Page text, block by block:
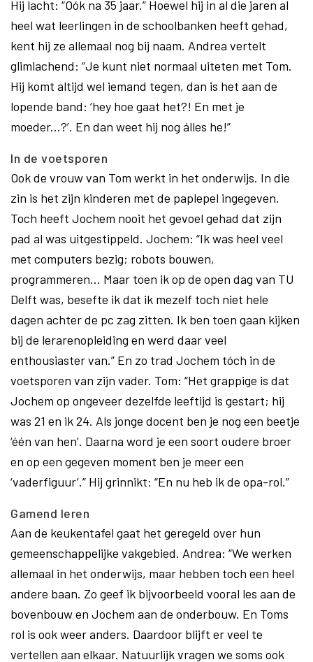
Hij lacht: “Oók na 35 jaar.” Hoewel hij in al die jaren al
heel wat leerlingen in de schoolbanken heeft gehad,
kent hij ze allemaal nog bij naam. Andrea vertelt
glimlachend: “Je kunt niet normaal uiteten met Tom.
Hij komt altijd wel iemand tegen, dan is het aan de
lopende band: ‘hey hoe gaat het?! En met je
moeder...?’. En dan weet hij nog álles he!”
In de voetsporen
Ook de vrouw van Tom werkt in het onderwijs. In die
zin is het zijn kinderen met de paplepel ingegeven.
Toch heeft Jochem nooit het gevoel gehad dat zijn
pad al was uitgestippeld. Jochem: “Ik was heel veel
met computers bezig; robots bouwen,
programmeren... Maar toen ik op de open dag van TU
Delft was, besefte ik dat ik mezelf toch niet hele
dagen achter de pc zag zitten. Ik ben toen gaan kijken
bij de lerarenopleiding en werd daar veel
enthousiaster van.” En zo trad Jochem tóch in de
voetsporen van zijn vader. Tom: “Het grappige is dat
Jochem op ongeveer dezelfde leeftijd is gestart; hij
was 21 en ik 24. Als jonge docent ben je nog een beetje
‘één van hen’. Daarna word je een soort oudere broer
en op een gegeven moment ben je meer een
‘vaderfiguur’.” Hij grinnikt: “En nu heb ik de opa-rol.”
Gamend leren
Aan de keukentafel gaat het geregeld over hun
gemeenschappelijke vakgebied. Andrea: “We werken
allemaal in het onderwijs, maar hebben toch een heel
andere baan. Zo geef ik bijvoorbeeld vooral les aan de
bovenbouw en Jochem aan de onderbouw. En Toms
rol is ook weer anders. Daardoor blijft er veel te
vertellen aan elkaar. Natuurlijk vragen we soms ook